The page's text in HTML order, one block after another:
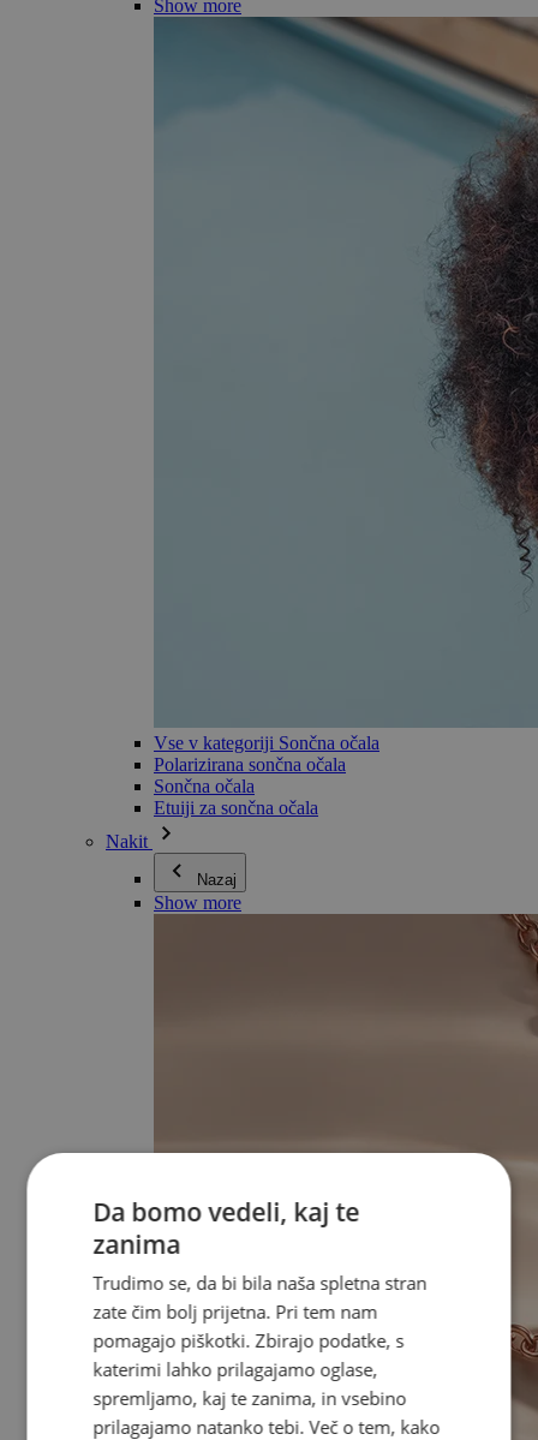
Show more
Vse v kategoriji Sončna očala
Polarizirana sončna očala
Sončna očala
Etuiji za sončna očala
Nakit
Nazaj
Show more
Da bomo vedeli, kaj te
zanima
Trudimo se, da bi bila naša spletna stran
zate čim bolj prijetna. Pri tem nam
pomagajo piškotki. Zbirajo podatke, s
katerimi lahko prilagajamo oglase,
spremljamo, kaj te zanima, in vsebino
prilagajamo natanko tebi. Več o tem, kako